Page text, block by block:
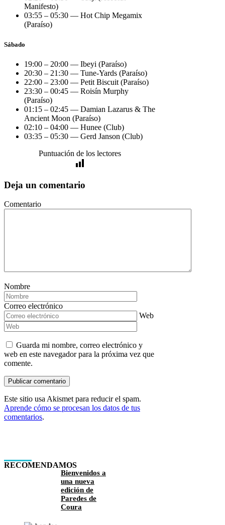
Manifesto)
03:55 – 05:30 — Hot Chip Megamix
(Paraíso)
Sábado
19:00 – 20:00 — Ibeyi (Paraíso)
20:30 – 21:30 — Tune-Yards (Paraíso)
22:00 – 23:00 — Petit Biscuit (Paraíso)
23:30 – 00:45 — Roisín Murphy
(Paraíso)
01:15 – 02:45 — Damian Lazarus & The
Ancient Moon (Paraíso)
02:10 – 04:00 — Hunee (Club)
03:35 – 05:30 — Gerd Janson (Club)
Puntuación de los lectores
Deja un comentario
Comentario
Nombre
Correo electrónico
Web
Guarda mi nombre, correo electrónico y
web en este navegador para la próxima vez que
comente.
Este sitio usa Akismet para reducir el spam.
Aprende cómo se procesan los datos de tus
comentarios.
RECOMENDAMOS
Bienvenidos a
una nueva
edición de
Paredes de
Coura